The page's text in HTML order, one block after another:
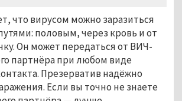
что вирусом можно заразиться
половым, через кровь и от
Он может передаться от ВИЧ-
партнёра при любом виде
Презерватив надёжно
Если вы точно не знаете